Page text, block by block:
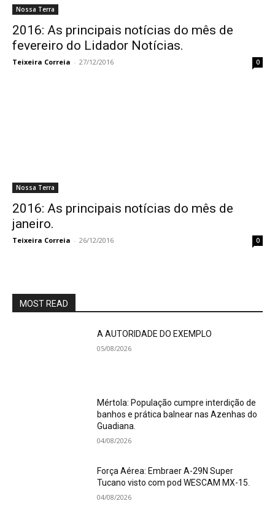
Nossa Terra
2016: As principais notícias do mês de
fevereiro do Lidador Notícias.
Teixeira Correia - 27/12/2016 0
Nossa Terra
2016: As principais notícias do mês de
janeiro.
Teixeira Correia - 26/12/2016 0
MOST READ
A AUTORIDADE DO EXEMPLO
05/08/2026
Mértola: População cumpre interdição de
banhos e prática balnear nas Azenhas do
Guadiana.
04/08/2026
Força Aérea: Embraer A-29N Super
Tucano visto com pod WESCAM MX-15.
04/08/2026